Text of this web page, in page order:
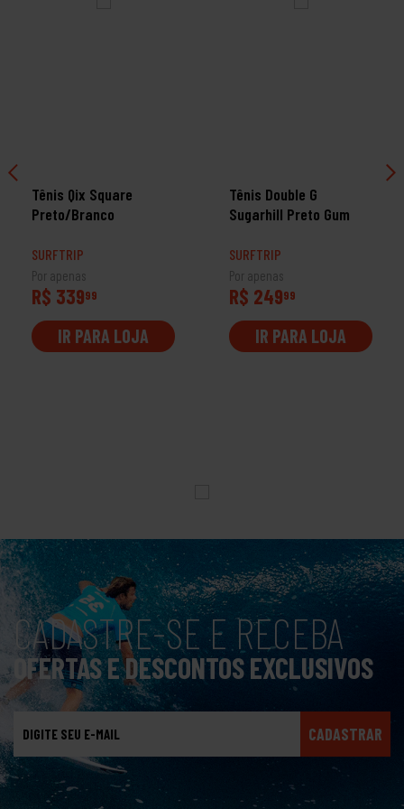
Tênis Qix Square
Preto/Branco
SURFTRIP
Por apenas
R$ 33999
IR PARA LOJA
Tênis Double G
Sugarhill Preto Gum
SURFTRIP
Por apenas
R$ 24999
IR PARA LOJA
CADASTRE-SE E RECEBA
OFERTAS E DESCONTOS EXCLUSIVOS
CADASTRAR